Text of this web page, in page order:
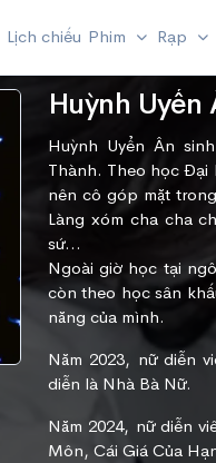
Lịch chiếu Phim Rạp
Huỳnh Uyển
Huỳnh Uyển Ân
Thành. Theo học Đại
nên cô góp mặt
Làng xóm cha cha
sứ…
Ngoài giờ học tại
còn theo học sân
năng của mình.
Năm 2023, nữ diễn
diễn là Nhà Bà Nữ.
Năm 2024, nữ diễn
Môn, Cái Giá Của